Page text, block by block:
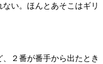
い。ほんとあそこはギリ
２番が番手から出たとき